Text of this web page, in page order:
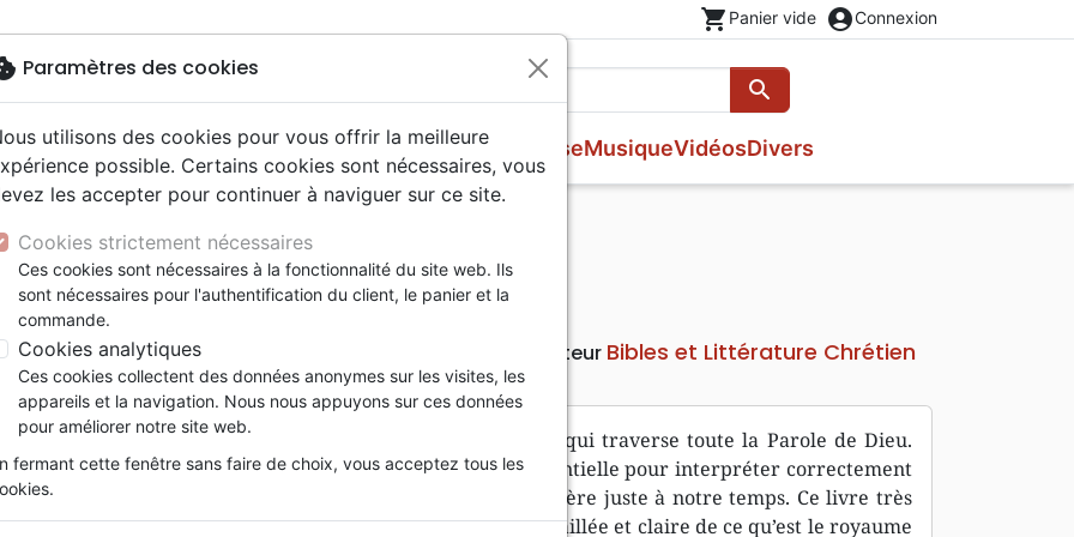
shopping_cart Panier vide account_circleConnexion
search
Rechercher
NouveautésBibles
courant
Français fondamental
Autres versions
Bibles d'étude
Bibles audio
Livres
sectes
adoration, louange
Famille, couple
Personne, santé
Ethique, société, politique
Religions
Jeunesse
ans
Adolescents, jeunes
Enseignement jeunesse
Musique
Noël, Musique de fête
Recueils et partitions
Vidéos
reportages
animés
Concerts, spectacles
Divers
Willow Tree
Objets cadeaux
Jeux
Fourres de Bible
(Le)
Le royaume de Dieu
Référence Editeur Bibles et Littérature Chrétien
Description Détails du produit
Le royaume de Dieu est un thème très vaste qui traverse toute la Parole de Dieu.
Une bonne compréhension de ce sujet est essentielle pour interpréter correctement
les Écritures et pour les appliquer d’une manière juste à notre temps. Ce livre très
riche et complet permet d’obtenir une vue détaillée et claire de ce qu’est le royaume
Paramètres des cookies
utilisons des cookies pour vous offrir la meilleure
possible. Certains cookies sont nécessaires, vous
les accepter pour continuer à naviguer sur ce site.
Cookies strictement nécessaires
Ces cookies sont nécessaires à la fonctionnalité du site web. Ils
sont nécessaires pour l'authentification du client, le panier et la
commande.
Cookies analytiques
Ces cookies collectent des données anonymes sur les visites, les
appareils et la navigation. Nous nous appuyons sur ces données
pour améliorer notre site web.
fermant cette fenêtre sans faire de choix, vous acceptez tous les